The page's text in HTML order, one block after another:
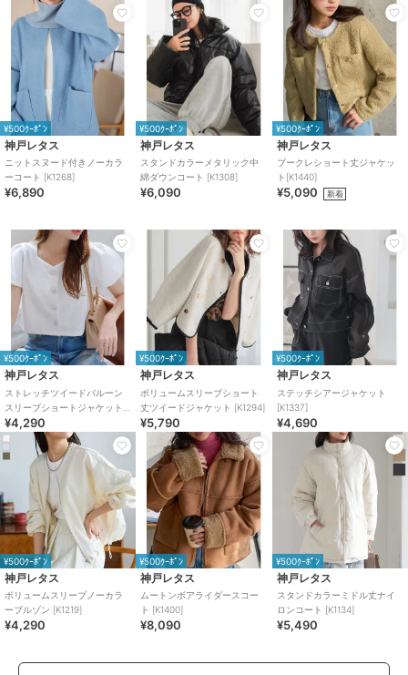
¥500ｸｰﾎﾟﾝ
神戸レタス
ニットスヌード付きノーカラ
ーコート [K1268]
¥6,890
¥500ｸｰﾎﾟﾝ
神戸レタス
スタンドカラーメタリック中
綿ダウンコート [K1308]
¥6,090
¥500ｸｰﾎﾟﾝ
神戸レタス
ブークレショート丈ジャケッ
ト[K1440]
¥5,090 新着
¥500ｸｰﾎﾟﾝ
神戸レタス
ストレッチツイードバルーン
スリーブショートジャケット
[K1389]
¥4,290
¥500ｸｰﾎﾟﾝ
神戸レタス
ボリュームスリーブショート
丈ツイードジャケット [K1294]
¥5,790
¥500ｸｰﾎﾟﾝ
神戸レタス
ステッチシアージャケット
[K1337]
¥4,690
¥500ｸｰﾎﾟﾝ
神戸レタス
ボリュームスリーブノーカラ
ーブルゾン [K1219]
¥4,290
¥500ｸｰﾎﾟﾝ
神戸レタス
ムートンボアライダースコー
ト [K1400]
¥8,090
¥500ｸｰﾎﾟﾝ
神戸レタス
スタンドカラーミドル丈ナイ
ロンコート [K1134]
¥5,490